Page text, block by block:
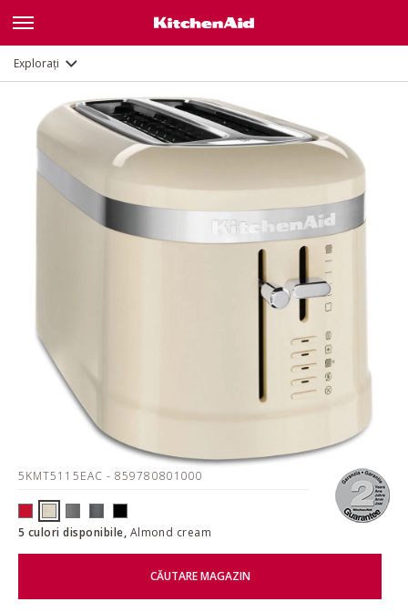
Explorați
5KMT5115EAC - 859780801000
5 culori disponibile, Almond cream
CĂUTARE MAGAZIN